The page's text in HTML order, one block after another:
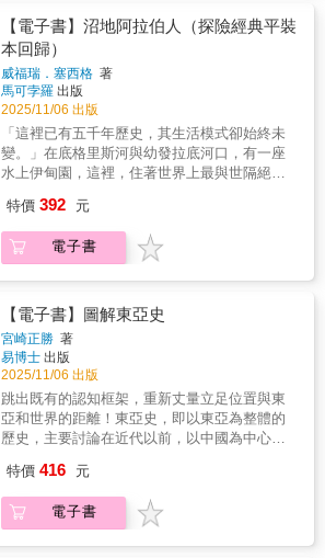
民的真實境況。 ★事故發生的場景與歷史脈絡
主人翁阿比德與這場事故大部分人所居住的阿
納塔鎮（Anata），是位於約旦河西岸、目前少
數巴勒斯坦人獲准居住的地區之一。自一九六
七年被以色列占領後開始被猶太化，人口結構
和地理景觀皆被改變。以色列逐漸沒收巴勒斯
坦原居民的土地，發布數百張拆除令，將城鎮
的一部分併入耶路撒冷，興建了隔離牆包圍市
中心，還有屯墾區、哨站、軍事基地和種族隔
離公路等。意外所發生的賈巴公路（Jaba
Road），原是以色列為了方便屯墾者往返耶路
撒冷而修建的，但這條公路也是約二十萬巴勒
斯坦人要繞過被封鎖的耶路撒冷時的主要通
道，由於該道路有很多巴勒斯坦人使用，以色
亡道路」。 ★巴勒斯坦人的身分與種族迷宮 這
是因為以色列政府在許多主要城鎮與道路皆設
有檢查哨，能否通過檢查哨取決於巴勒斯坦人
身分證的顏色、出生在占領區的哪個區域、年
齡、性別，以及是否曾被拘留或逮捕等。有些
地方需要向以色列當局申請許可才能進入，這
也反映了巴勒斯坦自治政府只是一個「象徵性
證。當意外發生後，本書主人翁阿比德與其他
巴勒斯坦父母，都踏上了尋找子女的命運旅
程，但對阿比德來說，因為他是曾坐牢的巴勒
斯坦人，拿著特別顏色的身分證，這使他的尋
問題是，要如何取代明朝的「中華觀」，成為
正統的中華帝國？而隨著清朝逐步將統治權擴
及蒙古、西藏與穆斯林地區，清朝又要怎樣君
臨這些地方。 清朝找出了與明朝迥然不同
的答案。清朝與漢人的明朝不同，不堅持華夷
之辯所建構的「朝貢一元體制」，因而在其漫
長的統治期間，在不同族群區域採取不同方式
的統治。即使到了雍正時代，清朝也提出與明
詞，但兩者在內容上卻完全相反。永樂皇帝的
華夷一家以區分華、夷為基點，而雍正皇帝則
重視「一家」，而不再區分華、夷，使清朝徹
底成為「中華」。然而，重新建構出來的全新
過當新的「夷」出現時，華夷之辯的老傳統就
又再度復活。 隨著清帝國統治圈的擴大，
在不同世界採取不同統治方針的統治手段，也
逐漸受到挑戰，特別當清朝所建構的新華夷秩
序在十九世紀末面臨自西方的挑戰時，整個東
亞都受到強烈的衝擊。在西方各國相繼前來，
並展現出它們的船堅炮利下，由西方傳入，以
「民族」為基礎的概念，遂強烈地衝擊著仰賴
多元建構的清朝。為了在西方的壓力下尋求因
一元體制。然而，放棄多元統治的結果，反而
讓通過此種制度而得以共存的各個族群，產生
離心力，最終在帝國衰亡的過程中，紛紛尋求
主！本書不只是韓國戒嚴周年啟示錄，更是獻
給東亞憲政發展的行動指南！＝＝＝＝＝＝＝
＝＝＝＝＝＝【12·3韓國戒嚴大事記】▶2024
年12月3日：尹錫悅總統於晚間發表緊急談話，
宣布全國戒嚴▶2024年12月4日：國會深夜以
190票贊成全票通過解除戒嚴法案▶2024年1月
15日：公調處強制進入總統官邸拘捕尹錫悅
▶2025年1月26日：檢方正式起訴尹錫悅涉嫌領
導內亂▶2025年4月4日：憲法法院經過十次辯
論通過尹錫悅總統彈劾案▶2025年6月3日：舉
勝出▶2025年7月3日：國會通過戒嚴法修正
案，禁止軍警妨礙議員進入國會▶2025年12
月：目前，尹錫悅面臨內亂罪的刑事審判仍在
然宣布緊急戒嚴，全國瞬間陷入混亂。就在政
權試圖發動「親衛政變」之際，國會議員不顧
安危翻越圍牆、市民徹夜奔赴國會，最終讓這
場原本可能演變為內亂的戒嚴政變，在短短一
百五十分鐘內瓦解。本書從這個歷史瞬間出
發，記錄市民、國會與司法體系如何合力守住
憲法，以「集體智慧」抵擋獨裁的擴張，將民
以歷史現場為基礎，結合法學專業與公民行動
的民主見證錄！本書《超越戒嚴與內亂》正是
這段重要歷史過程的全記錄。作者韓寅燮為首
【電子書】沼地阿拉伯人（探險經典平裝
本回歸）
威福瑞．塞西格 著
馬可孛羅 出版
2025/11/06 出版
「這裡已有五千年歷史，其生活模式卻始終未
變。」在底格里斯河與幼發拉底河口，有一座
水上伊甸園，這裡，住著世界上最與世隔絕的
景始終在我腦海縈繞：火光照在側臉上、雁群
大鳴大放、鴨子爭先恐後地搶食、男孩在黑暗
中唱著歌、划舟緩緩划下水道、夕陽在蘆葦燃
格 除了一九五七年外，從一年九五一年底
到一九五八六月，塞西格冒著被當成英國間諜
的危險，數度隻身深入伊拉克南部的沼澤區，
成為第一個既有意願、又有機會成為沼民的外
人。 他與沼民共同生活，用矛叉魚、吃沾
了灰塵的麵包、喝水牛奶，也加入他們的打獵
行列。這些阿拉伯部族所居住的，是迥然不同
的「沙漠」，他們身處一片水世界中，以大蘆
葦搭建浮島和錯綜複雜的水上建築，並在還不
沼民口中的「醫生」，在能力所及的範圍內，
為沼民們解決身體上的病痛，甚至為他們行神
聖的「割禮」；他也是沼民的朋友，無論他的
特價 392 元
電子書
【電子書】圖解東亞史
宮崎正勝 著
易博士 出版
2025/11/06 出版
跳出既有的認知框架，重新丈量立足位置與東
亞和世界的距離！東亞史，即以東亞為整體的
歷史，主要討論在近代以前，以中國為中心形
陸上，每個文化以不同的速度成長發展，透過
戰爭、貿易以及文化交流，發展較快的漢文化
強勢影響周邊區域，但時而又屈服於擁有強大
特價 416 元
電子書